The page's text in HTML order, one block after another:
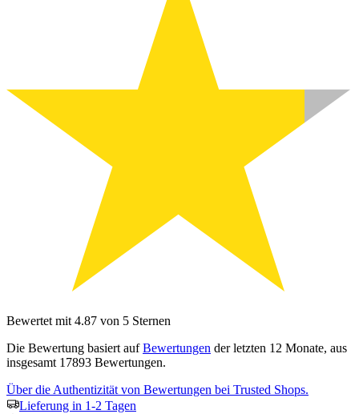
Bewertet mit 4.87 von 5 Sternen
Die Bewertung basiert aufBewertungen der letzten 12 Monate, aus
insgesamt 17893 Bewertungen.
Über die Authentizität von Bewertungen bei Trusted Shops.
Lieferung in 1-2 Tagen